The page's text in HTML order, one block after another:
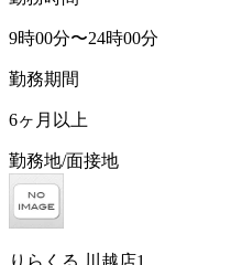
9時00分〜24時00分
勤務期間
6ヶ月以上
勤務地/面接地
りらくる 川越店1